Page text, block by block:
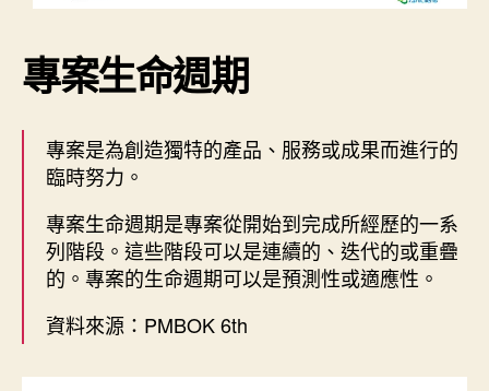
專案生命週期
專案是為創造獨特的產品、服務或成果而進行的
臨時努力。
專案生命週期是專案從開始到完成所經歷的一系
列階段。這些階段可以是連續的、迭代的或重疊
的。專案的生命週期可以是預測性或適應性。
資料來源：PMBOK 6th